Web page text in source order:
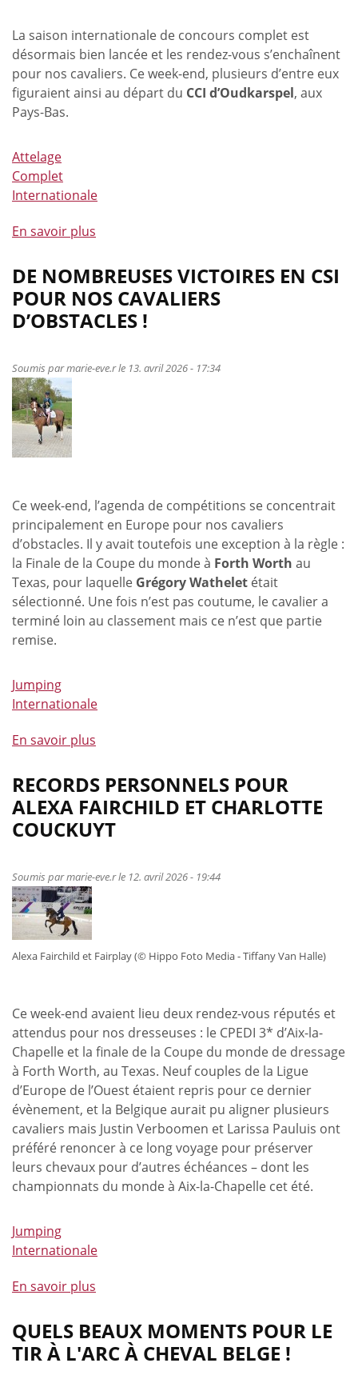
La saison internationale de concours complet est
désormais bien lancée et les rendez-vous s’enchaînent
pour nos cavaliers. Ce week-end, plusieurs d’entre eux
figuraient ainsi au départ du CCI d’Oudkarspel, aux
Pays-Bas.
Attelage
Complet
Internationale
En savoir plus
de
Plusieurs
classements
à
et
DE NOMBREUSES VICTOIRES EN CSI
POUR NOS CAVALIERS
D’OBSTACLES !
Soumis parmarie-eve.rle 13. avril 2026 - 17:34
Ce week-end, l’agenda de compétitions se concentrait
principalement en Europe pour nos cavaliers
d’obstacles. Il y avait toutefois une exception à la règle :
la Finale de la Coupe du monde à Forth Worth au
Texas, pour laquelle Grégory Wathelet était
sélectionné. Une fois n’est pas coutume, le cavalier a
terminé loin au classement mais ce n’est que partie
remise.
Jumping
Internationale
En savoir plus
de
De
nombreuses
victoires
CSI
d’obstacles
RECORDS PERSONNELS POUR
ALEXA FAIRCHILD ET CHARLOTTE
COUCKUYT
Soumis parmarie-eve.rle 12. avril 2026 - 19:44
Alexa Fairchild et Fairplay (© Hippo Foto Media - Tiffany Van Halle)
Ce week-end avaient lieu deux rendez-vous réputés et
attendus pour nos dresseuses : le CPEDI 3* d’Aix-la-
Chapelle et la finale de la Coupe du monde de dressage
à Forth Worth, au Texas. Neuf couples de la Ligue
d’Europe de l’Ouest étaient repris pour ce dernier
évènement, et la Belgique aurait pu aligner plusieurs
cavaliers mais Justin Verboomen et Larissa Pauluis ont
préféré renoncer à ce long voyage pour préserver
leurs chevaux pour d’autres échéances – dont les
championnats du monde à Aix-la-Chapelle cet été.
Jumping
Internationale
En savoir plus
de
Records
personnels
QUELS BEAUX MOMENTS POUR LE
TIR À L'ARC À CHEVAL BELGE !